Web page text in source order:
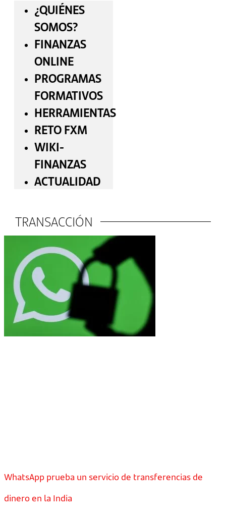
¿QUIÉNES
SOMOS?
FINANZAS
ONLINE
PROGRAMAS
FORMATIVOS
HERRAMIENTAS
RETO FXM
WIKI-
FINANZAS
ACTUALIDAD
TRANSACCIÓN
WhatsApp prueba un servicio de transferencias de
dinero en la India